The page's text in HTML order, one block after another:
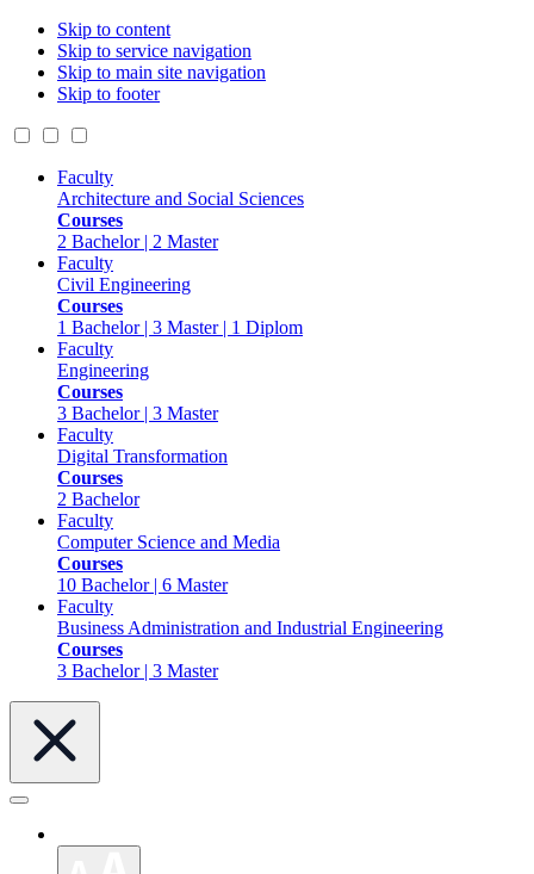
Skip to content
Skip to service navigation
Skip to main site navigation
Skip to footer
Faculty
Architecture and Social Sciences
Courses
2 Bachelor | 2 Master
Faculty
Civil Engineering
Courses
1 Bachelor | 3 Master | 1 Diplom
Faculty
Engineering
Courses
3 Bachelor | 3 Master
Faculty
Digital Transformation
Courses
2 Bachelor
Faculty
Computer Science and Media
Courses
10 Bachelor | 6 Master
Faculty
Business Administration and Industrial Engineering
Courses
3 Bachelor | 3 Master